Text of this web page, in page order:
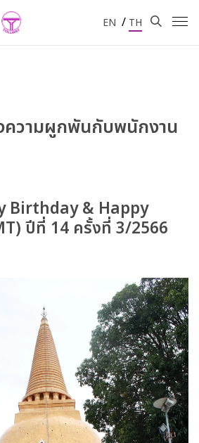
EN / TH
ความผูกพันกับพนักงาน
Birthday & Happy
ปีที่ 14 ครั้งที่ 3/2566